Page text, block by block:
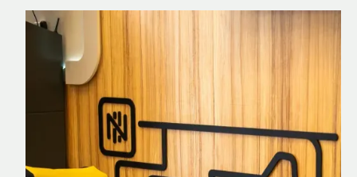
Nomad Explorer
Cartão de crédito brasileiro com cashback
em dólar